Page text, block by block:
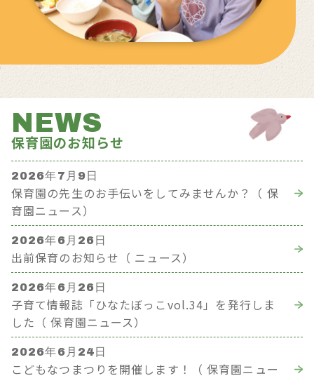
NEWS
保育園のお知らせ
2026年7月9日
保育園の先生のお手伝いをしてみませんか？（ 保
育園ニュース）
2026年6月26日
出前保育のお知らせ（ ニュース）
2026年6月26日
子育て情報誌「ひなたぼっこvol.34」を発行しま
した（ 保育園ニュース）
2026年6月24日
こどもなつまつりを開催します！（ 保育園ニュー